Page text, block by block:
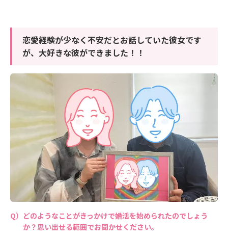
恋愛経験が少なく不安だとお話していた彼女です
が、大好きな彼ができました！！
どのようなことがきっかけで婚活を始められたのでしょう
か？思い出せる範囲でお聞かせください。